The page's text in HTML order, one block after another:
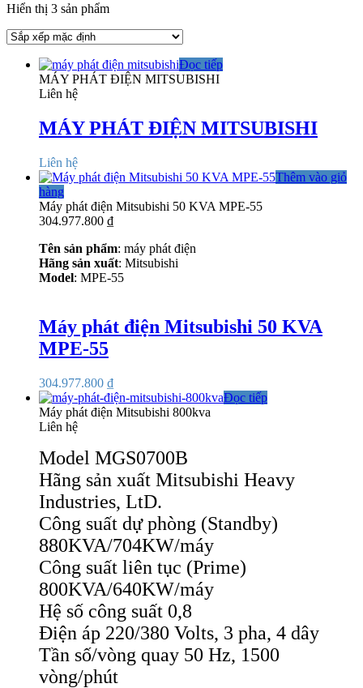
Hiển thị 3 sản phẩm
Đọc tiếp
MÁY PHÁT ĐIỆN MITSUBISHI
Liên hệ
MÁY PHÁT ĐIỆN MITSUBISHI
Liên hệ
Thêm vào giỏ
hàng
Máy phát điện Mitsubishi 50 KVA MPE-55
304.977.800 ₫
Tên sản phẩm: máy phát điện
Hãng sản xuất: Mitsubishi
Model: MPE-55
Máy phát điện Mitsubishi 50 KVA
MPE-55
304.977.800 ₫
Đọc tiếp
Máy phát điện Mitsubishi 800kva
Liên hệ
Model MGS0700B
Hãng sản xuất Mitsubishi Heavy
Industries, LtD.
Công suất dự phòng (Standby)
880KVA/704KW/máy
Công suất liên tục (Prime)
800KVA/640KW/máy
Hệ số công suất 0,8
Điện áp 220/380 Volts, 3 pha, 4 dây
Tần số/vòng quay 50 Hz, 1500
vòng/phút